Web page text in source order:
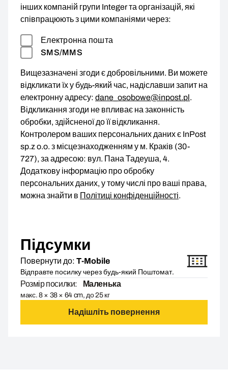
інших компаній групи Integer та організацій, які
співпрацюють з цими компаніями через:
Електронна пошта
SMS/MMS
Вищезазначені згоди є добровільними. Ви можете
відкликати їх у будь-який час, надіславши запит на
електронну адресу: dane_osobowe@inpost.pl.
Відкликання згоди не впливає на законність
обробки, здійсненої до її відкликання.
Контролером ваших персональних даних є InPost
sp.z o.o. з місцезнаходженням у м. Краків (30-
727), за адресою: вул. Пана Тадеуша, 4.
Додаткову інформацію про обробку
персональних даних, у тому числі про ваші права,
можна знайти в Політиці конфіденційності.
Підсумки
Повернути до: T-Mobile
Відправте посилку через будь-який Поштомат.
Розмір посилки: Маленька
макс. 8 × 38 × 64 cm, до 25 кг
Надішліть повернення